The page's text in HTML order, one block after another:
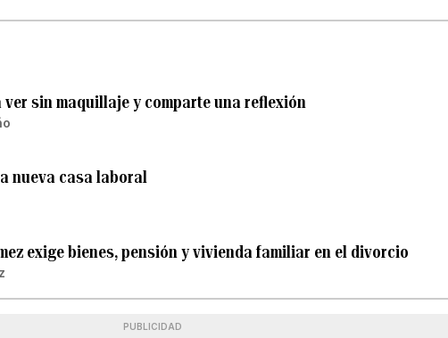
ver sin maquillaje y comparte una reflexión
nueva casa laboral
exige bienes, pensión y vivienda familiar en el divorcio
PUBLICIDAD